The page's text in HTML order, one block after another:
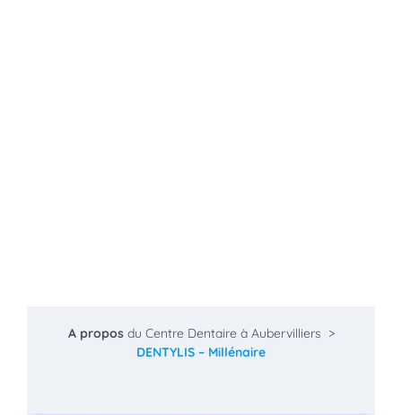
A proposdu Centre Dentaire à Aubervilliers >
DENTYLIS – Millénaire